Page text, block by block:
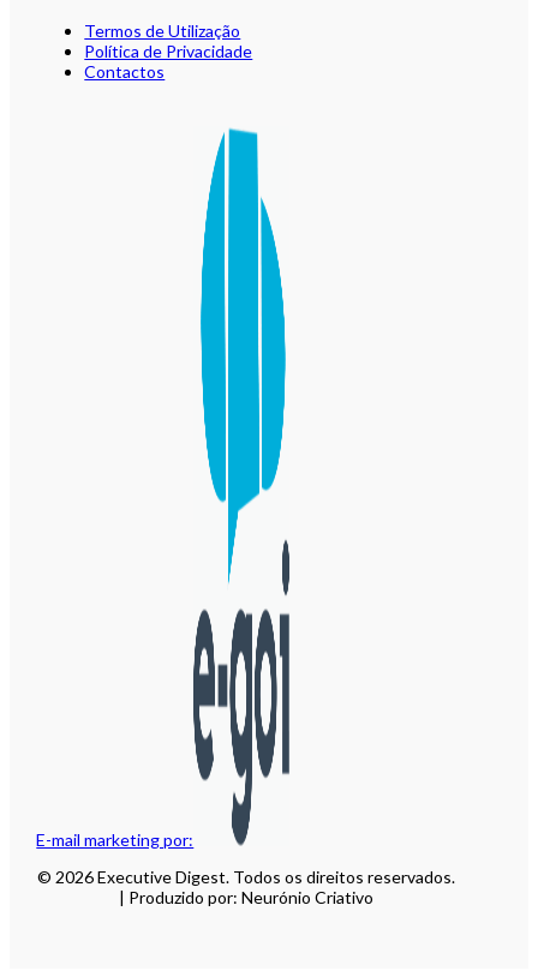
E-mail marketing por:
Termos de Utilização
Política de Privacidade
Contactos
© 2026 Executive Digest. Todos os direitos reservados.
| Produzido por: Neurónio Criativo